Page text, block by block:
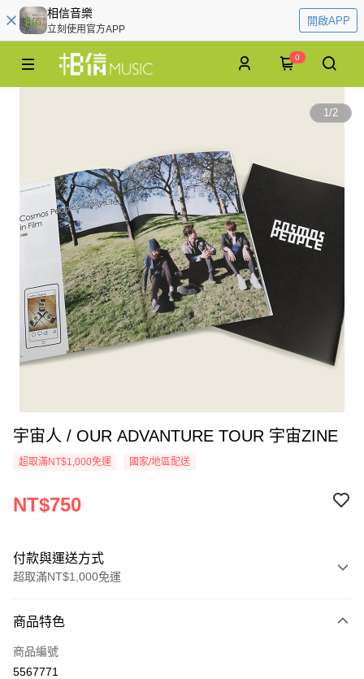
相信音樂
立刻使用官方APP
開啟APP
0
1/2
宇宙人 / OUR ADVANTURE TOUR 宇宙ZINE
超取滿NT$1,000免運 國家/地區配送
NT$750
付款與運送方式
超取滿NT$1,000免運
信用卡一次付款
超商取貨付款
商品特色
商品編號
5567771